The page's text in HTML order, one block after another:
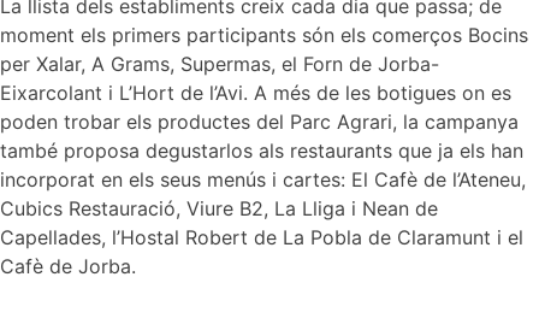
La llista dels establiments creix cada dia que passa; de
moment els primers participants són els comerços Bocins
per Xalar, A Grams, Supermas, el Forn de Jorba-
Eixarcolant i L’Hort de l’Avi. A més de les botigues on es
poden trobar els productes del Parc Agrari, la campanya
també proposa degustarlos als restaurants que ja els han
incorporat en els seus menús i cartes: El Cafè de l’Ateneu,
Cubics Restauració, Viure B2, La Lliga i Nean de
Capellades, l’Hostal Robert de La Pobla de Claramunt i el
Cafè de Jorba.